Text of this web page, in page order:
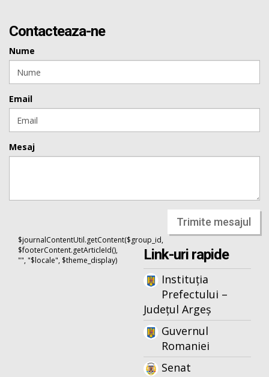
Contacteaza-ne
Nume
Email
Mesaj
Trimite mesajul
$journalContentUtil.getContent($group_id,
$footerContent.getArticleId(),
"", "$locale", $theme_display)
Link-uri rapide
Instituția
Prefectului –
Județul Argeș
Guvernul
Romaniei
Senat